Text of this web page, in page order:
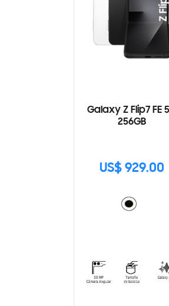
Galaxy Z Flip7 FE
256GB
US$ 929.00